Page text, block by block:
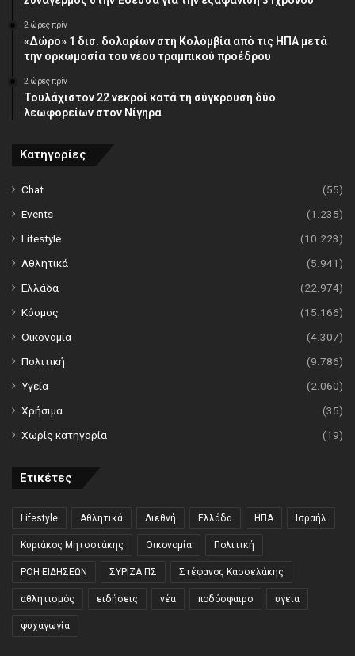
2 ώρες πρίν
«Δώρο» 1 δισ. δολαρίων στη Κολομβία από τις ΗΠΑ μετά
την ορκωμοσία του νέου τραμπικού προέδρου
2 ώρες πρίν
Τουλάχιστον 22 νεκροί κατά τη σύγκρουση δύο
λεωφορείων στον Νίγηρα
Κατηγορίες
Chat
(55)
Events
(1.235)
Lifestyle
(10.223)
Αθλητικά
(5.941)
Ελλάδα
(22.974)
Κόσμος
(15.166)
Οικονομία
(4.307)
Πολιτική
(9.786)
Υγεία
(2.060)
Χρήσιμα
(35)
Χωρίς κατηγορία
(19)
Ετικέτες
Lifestyle Αθλητικά Διεθνή Ελλάδα ΗΠΑ Ισραήλ
Κυριάκος Μητσοτάκης Οικονομία Πολιτική
ΡΟΗ ΕΙΔΗΣΕΩΝ ΣΥΡΙΖΑ ΠΣ Στέφανος Κασσελάκης
αθλητισμός ειδήσεις νέα ποδόσφαιρο υγεία
ψυχαγωγία